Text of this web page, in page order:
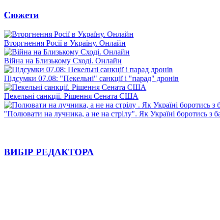
Сюжети
Вторгнення Росії в Україну. Онлайн
Війна на Близькому Сході. Онлайн
Підсумки 07.08: "Пекельні" санкції і "парад" дронів
Пекельні санкції. Рішення Сената США
"Полювати на лучника, а не на стрілу". Як Україні боротись з
ВИБІР РЕДАКТОРА